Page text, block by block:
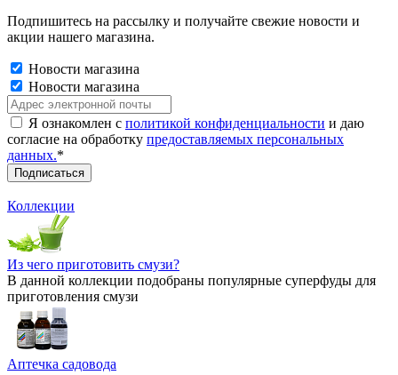
Подпишитесь на рассылку и получайте свежие новости и
акции нашего магазина.
Новости магазина
Новости магазина
Я ознакомлен с политикой конфиденциальности и даю
согласие на обработку предоставляемых персональных
данных.*
Коллекции
Из чего приготовить смузи?
В данной коллекции подобраны популярные суперфуды для
приготовления смузи
Аптечка садовода